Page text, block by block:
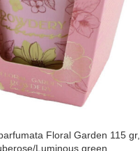
Floral Garden 115 gr,
Luminous green